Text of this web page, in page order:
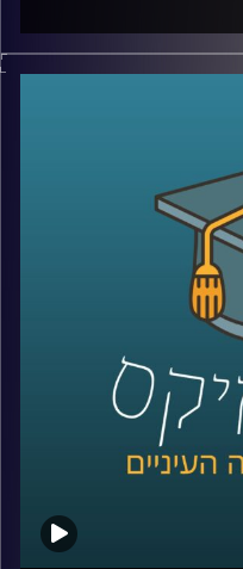
– מהי?
כל דור חכם
לא השתנו כבר
שלהם איבדו
ללמוד על